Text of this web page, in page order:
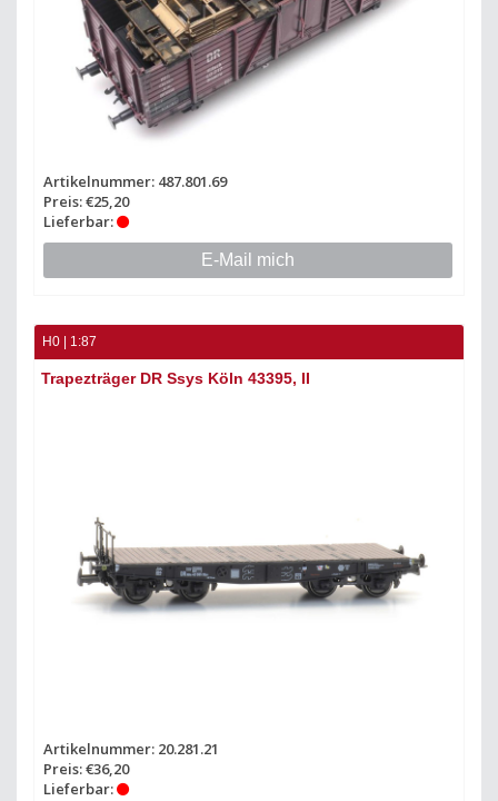
Artikelnummer: 487.801.69
Preis: €25,20
Lieferbar:
E-Mail mich
H0 | 1:87
Trapezträger DR Ssys Köln 43395, II
Artikelnummer: 20.281.21
Preis: €36,20
Lieferbar: